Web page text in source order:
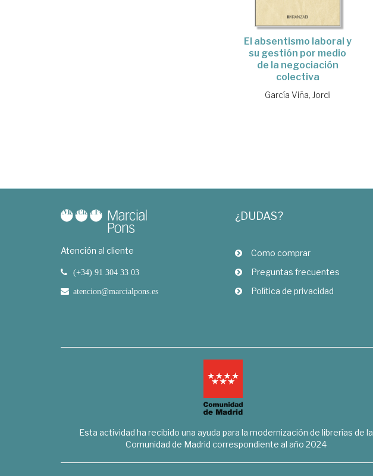
El absentismo laboral y
su gestión por medio
de la negociación
colectiva
García Viña, Jordi
Atención al cliente
(+34) 91 304 33 03
atencion@marcialpons.es
¿DUDAS?
Como comprar
Preguntas frecuentes
Política de privacidad
Esta actividad ha recibido una ayuda para la modernización de librerías de la
Comunidad de Madrid correspondiente al año 2024